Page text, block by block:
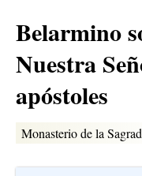
Belarmino
Nuestra
apóstoles
Monasterio de la